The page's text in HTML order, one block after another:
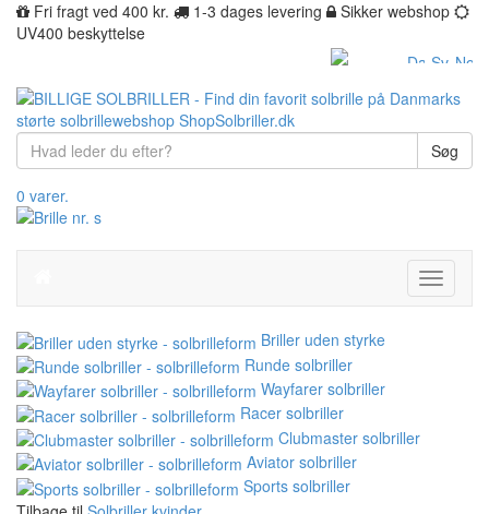
Fri fragt ved 400 kr. 1-3 dages levering
Sikker webshop
UV400 beskyttelse
Søg
0 varer.
Toggle
Briller uden styrke
Runde solbriller
Wayfarer solbriller
Racer solbriller
Clubmaster solbriller
Aviator solbriller
Sports solbriller